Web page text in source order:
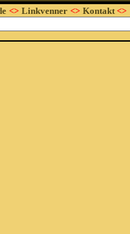
<> Linkvenner <> Kontakt<>